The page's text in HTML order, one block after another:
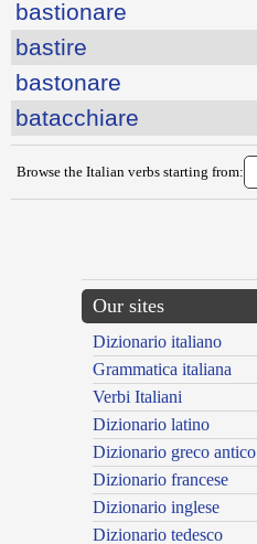
bastionare
bastire
bastonare
batacchiare
Browse the Italian verbs starting from:
Our sites
Dizionario italiano
Grammatica italiana
Verbi Italiani
Dizionario latino
Dizionario greco antico
Dizionario francese
Dizionario inglese
Dizionario tedesco